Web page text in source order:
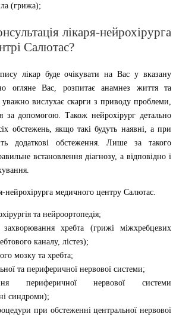
(грижа);
лікаря-нейрохірурга
Салютас?
лікар буде очікувати на Вас у вказану
огляне Вас, розпитає анамнез життя та
вислухає скарги з приводу проблеми,
за допомогою. Також нейрохірург детально
обстежень, якщо такі будуть наявні, а при
додаткові обстеження. Лише за такого
встановлення діагнозу, а відповідно і
нейрохірурга медичного центру Салютас.
та нейроортопедія;
захворювання хребта (грижі міжхребцевих
каналу, лістез);
мозку та хребта;
та периферичної нервової системи;
периферичної нервової системи
синдроми);
при обстеженні центральної нервової